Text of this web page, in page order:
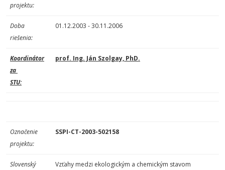
projektu:
Doba
riešenia:
01.12.2003 - 30.11.2006
Koordinátor
za
STU:
prof. Ing. Ján Szolgay, PhD.
Označenie
projektu:
SSPI-CT-2003-502158
Slovenský
Vzťahy medzi ekologickým a chemickým stavom